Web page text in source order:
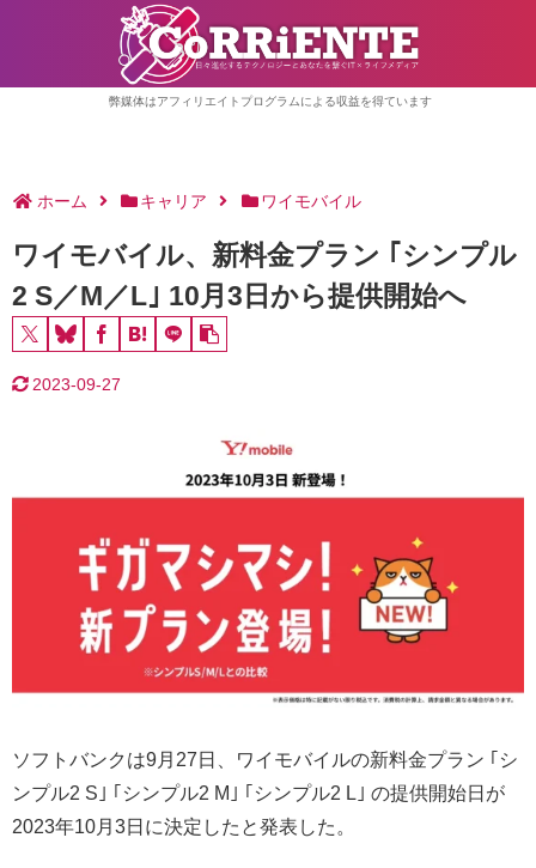
弊媒体はアフィリエイトプログラムによる収益を得ています
ホーム キャリア ワイモバイル
ワイモバイル、新料金プラン ｢シンプル
2 S／M／L｣ 10月3日から提供開始へ
2023-09-27
ソフトバンクは9月27日、ワイモバイルの新料金プラン ｢シ
ンプル2 S｣ ｢シンプル2 M｣ ｢シンプル2 L｣ の提供開始日が
2023年10月3日に決定したと発表した。